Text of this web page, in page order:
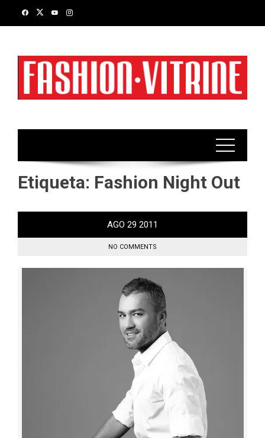
Etiqueta: Fashion Night Out
AGO 29 2011
NO COMMENTS